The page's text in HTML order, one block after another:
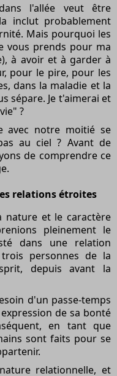
l'allée veut être
inclut probablement
Mais pourquoi les
vous prends pour ma
à ​​avoir et à garder à
pour le pire, pour les
dans la maladie et la
sépare. Je t'aimerai et
?
avec notre moitié se
au ciel ? Avant de
de comprendre ce
relations étroites
nature et le caractère
pleinement le
dans une relation
personnes de la
depuis avant la
d'un passe-temps
de sa bonté
en tant que
sont faits pour se
relationnelle, et